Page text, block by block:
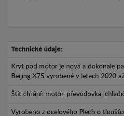
Technické údaje:
Kryt pod motor je nová a dokonale
Beijing X75 vyrobené v letech 2020
Štít chrání: motor, převodovka,
Vyrobeno z ocelového Plech o